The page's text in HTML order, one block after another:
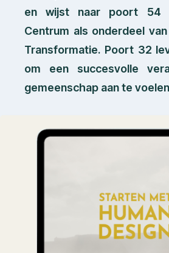
en wijst naar poort 54
Centrum als onderdeel
Transformatie. Poort 32
om een succesvolle
gemeenschap aan te